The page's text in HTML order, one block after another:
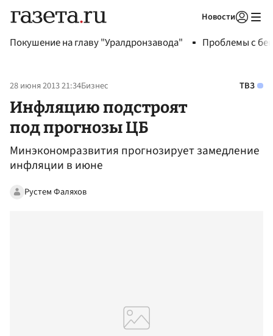
Новости
Покушение на главу "Уралдронзавода" Проблемы с
28 июня 2013 21:34Бизнес ТВЗ
Инфляцию подстроят
под прогнозы ЦБ
Минэкономразвития прогнозирует замедление
инфляции в июне
Рустем Фаляхов